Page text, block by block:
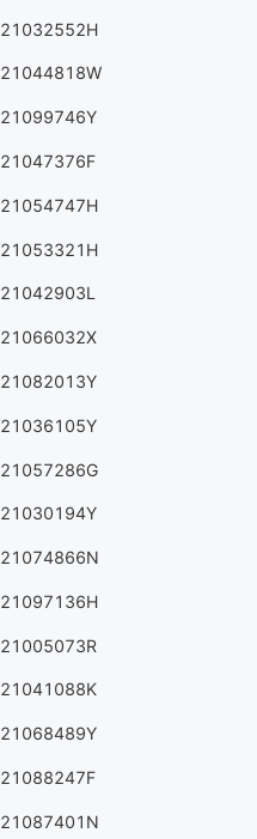
21032552H
21044818W
21099746Y
21047376F
21054747H
21053321H
21042903L
21066032X
21082013Y
21036105Y
21057286G
21030194Y
21074866N
21097136H
21005073R
21041088K
21068489Y
21088247F
21087401N